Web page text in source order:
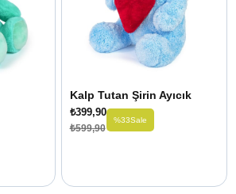
Kalp Tutan Şirin Ayıcık
₺399,90
₺599,90
%33Sale